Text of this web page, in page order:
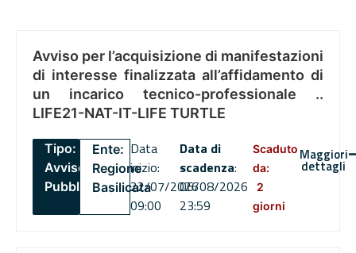
Avviso per l’acquisizione di manifestazioni
di interesse finalizzata all’affidamento di
un incarico tecnico-professionale ..
LIFE21-NAT-IT-LIFE TURTLE
Tipo:
Avviso
Pubblico
Ente:
Regione
Basilicata
Data
inizio:
22/07/2026
09:00
Data di
scadenza:
06/08/2026
23:59
Scaduto
da:
2
giorni
Maggiori
dettagli